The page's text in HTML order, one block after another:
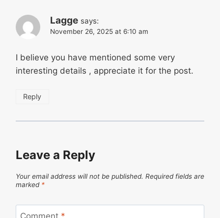
Lagge says:
November 26, 2025 at 6:10 am
I believe you have mentioned some very
interesting details , appreciate it for the post.
Reply
Leave a Reply
Your email address will not be published. Required fields are
marked *
Comment *